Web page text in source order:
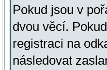
Pokud jsou v
dvou věcí.
registraci na
následovat